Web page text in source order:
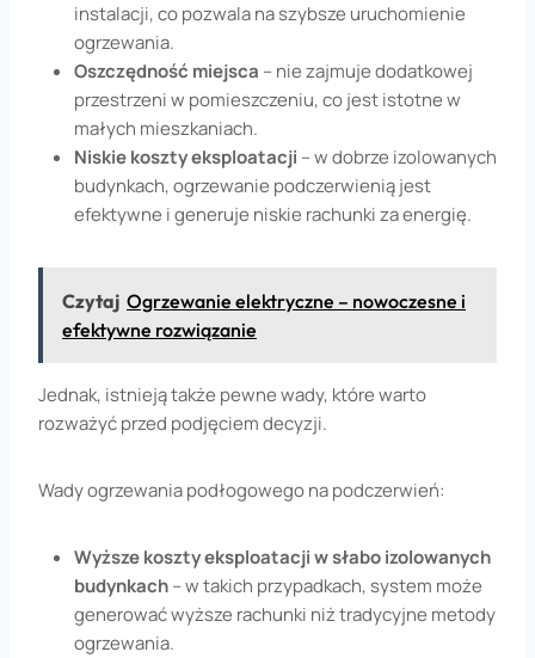
instalacji, co pozwala na szybsze uruchomienie
ogrzewania.
Oszczędność miejsca – nie zajmuje dodatkowej
przestrzeni w pomieszczeniu, co jest istotne w
małych mieszkaniach.
Niskie koszty eksploatacji – w dobrze izolowanych
budynkach, ogrzewanie podczerwienią jest
efektywne i generuje niskie rachunki za energię.
Czytaj Ogrzewanie elektryczne – nowoczesne i
efektywne rozwiązanie
Jednak, istnieją także pewne wady, które warto
rozważyć przed podjęciem decyzji.
Wady ogrzewania podłogowego na podczerwień:
Wyższe koszty eksploatacji w słabo izolowanych
budynkach– w takich przypadkach, system może
generować wyższe rachunki niż tradycyjne metody
ogrzewania.